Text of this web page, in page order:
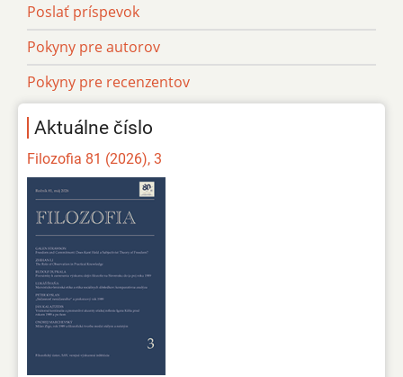
Poslať príspevok
Pokyny pre autorov
Pokyny pre recenzentov
Aktuálne číslo
Filozofia 81 (2026), 3